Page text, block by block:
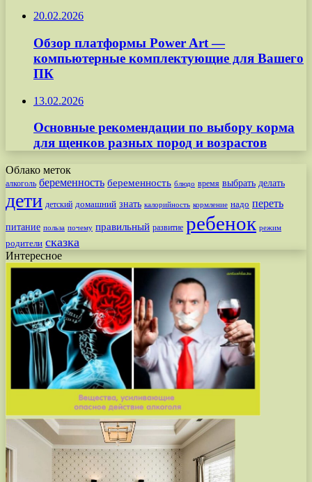
20.02.2026
Обзор платформы Power Art —
компьютерные комплектующие для Вашего
ПК
13.02.2026
Основные рекомендации по выбору корма
для щенков разных пород и возрастов
Облако меток
алкоголь беременность беременность блюдо время выбрать делать
дети детский домашний знать калорийность кормление надо переть
питание польза почему правильный развитие ребенок режим
родители сказка
Интересное